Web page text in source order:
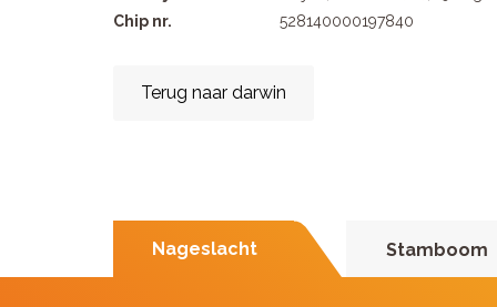
Chip nr.
528140000197840
Terug naar darwin
Nageslacht Stamboom